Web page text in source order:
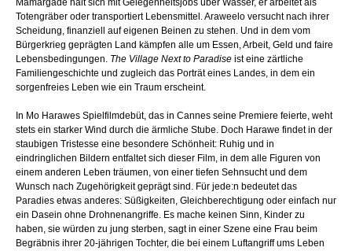
Mamargade hält sich mit Gelegenheitsjobs über Wasser, er arbeitet als
Totengräber oder transportiert Lebensmittel. Araweelo versucht nach ihrer
Scheidung, finanziell auf eigenen Beinen zu stehen. Und in dem vom
Bürgerkrieg geprägten Land kämpfen alle um Essen, Arbeit, Geld und faire
Lebensbedingungen. The Village Next to Paradise ist eine zärtliche
Familiengeschichte und zugleich das Porträt eines Landes, in dem ein
sorgenfreies Leben wie ein Traum erscheint.
In Mo Harawes Spielfilmdebüt, das in Cannes seine Premiere feierte, weht
stets ein starker Wind durch die ärmliche Stube. Doch Harawe findet in der
staubigen Tristesse eine besondere Schönheit: Ruhig und in
eindringlichen Bildern entfaltet sich dieser Film, in dem alle Figuren von
einem anderen Leben träumen, von einer tiefen Sehnsucht und dem
Wunsch nach Zugehörigkeit geprägt sind. Für jede:n bedeutet das
Paradies etwas anderes: Süßigkeiten, Gleichberechtigung oder einfach nur
ein Dasein ohne Drohnenangriffe. Es mache keinen Sinn, Kinder zu
haben, sie würden zu jung sterben, sagt in einer Szene eine Frau beim
Begräbnis ihrer 20-jährigen Tochter, die bei einem Luftangriff ums Leben